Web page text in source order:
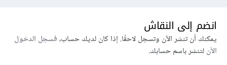
انضم إلى النقاش
يمكنك أن تنشر الآن وتسجل لاحقًا. إذا كان لديك حساب،فسجل الدخول
الآنلتنشر باسم حسابك.